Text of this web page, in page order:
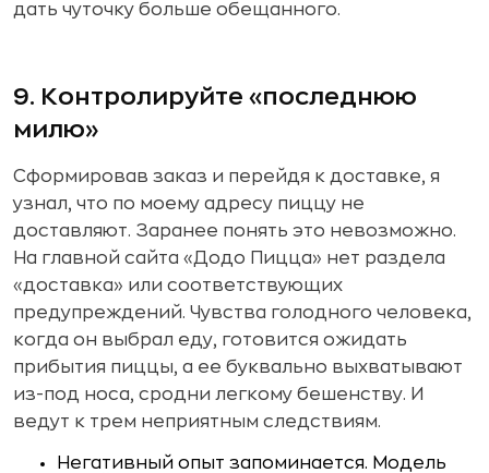
дать чуточку больше обещанного.
9. Контролируйте «последнюю
милю»
Сформировав заказ и перейдя к доставке, я
узнал, что по моему адресу пиццу не
доставляют. Заранее понять это невозможно.
На главной сайта «Додо Пицца» нет раздела
«доставка» или соответствующих
предупреждений. Чувства голодного человека,
когда он выбрал еду, готовится ожидать
прибытия пиццы, а ее буквально выхватывают
из-под носа, сродни легкому бешенству. И
ведут к трем неприятным следствиям.
Негативный опыт запоминается. Модель